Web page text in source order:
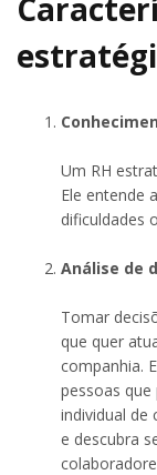
Um RH
Ele entende
dificuldades
Análise de
Tomar
que quer
companhia.
pessoas
individual de
e descubra